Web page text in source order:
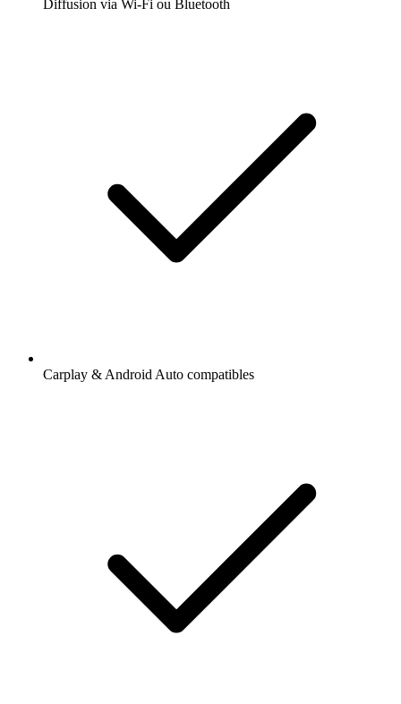
Diffusion via Wi-Fi ou Bluetooth
Carplay & Android Auto compatibles